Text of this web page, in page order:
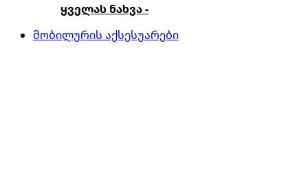
ყველას ნახვა -
მობილურის აქსესუარები